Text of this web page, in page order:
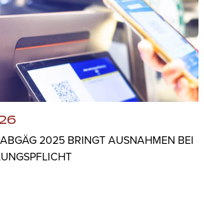
2025 BRINGT AUSNAHMEN BEI